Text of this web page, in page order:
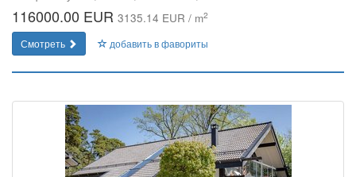
116000.00 EUR 3135.14 EUR / m2
Смотреть добавить в фавориты